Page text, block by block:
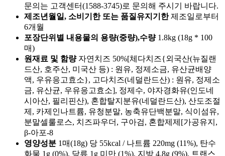
문의는 고객센터(1588-3745)로 문의해 주시기 바랍니다.
제조년월일, 소비기한 또는 품질유지기한 제조일로부터
6개월
포장단위별 내용물의 용량(중량),수량 1.8kg (18g * 100
매)
원재료 및 함량 자연치즈 50%[체다치즈{외국산(뉴질랜
드산, 호주산, 미국산 등) : 원유, 정제소금, 유산균배양
액, 우유응고효소}, 고다치즈(네덜란드산) : 원유, 정제소
금, 유산균, 우유응고효소], 정제수, 야자경화유(인도네
시아산, 필리핀산), 혼합탈지분유(네덜란드산), 산도조절
제, 카제인나트륨, 유청분말, 농축유단백분말, 식이섬유,
분말셀룰로스, 치즈파우더, 구아검, 혼합제제[가공유지,
β-아포-8
영양성분 1매(18g) 당 55kcal / 나트륨 220mg (11%), 탄수
화물 1g (0%), 당류 1g 미만 (1%), 지방 4.8g (9%), 트랜스